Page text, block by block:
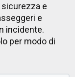
e
e
incidente.
per modo di